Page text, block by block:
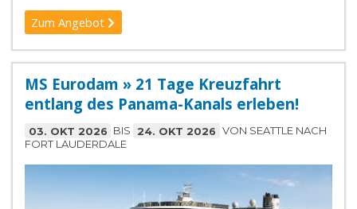
Zum Angebot
MS Eurodam » 21 Tage Kreuzfahrt
entlang des Panama-Kanals erleben!
03. OKT 2026 BIS 24. OKT 2026 VON SEATTLE NACH
FORT LAUDERDALE